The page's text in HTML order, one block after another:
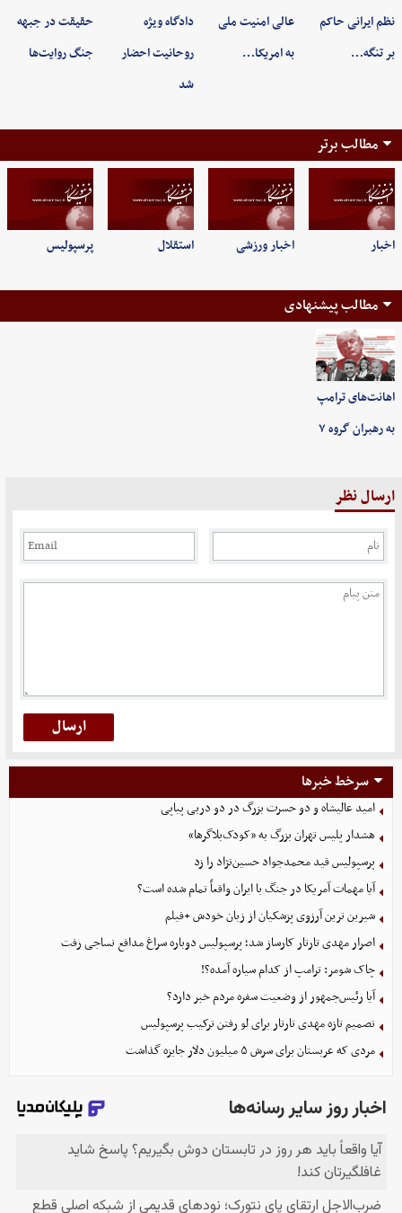
نظم ایرانی حاکم
بر تنگه…
عالی امنیت ملی
به امریکا…
دادگاه ویژه
روحانیت احضار
شد
حقیقت در جبهه
جنگ روایت‌ها
مطالب برتر
اخبار اخبار ورزشی استقلال پرسپولیس
مطالب پیشنهادی
اهانت‌های ترامپ
به رهبران گروه ۷
ارسال نظر
سرخط خبرها
امید عالیشاه و دو حسرت بزرگ در دو دربی پیاپی
هشدار پلیس تهران بزرگ به «کودک‌بلاگرها»
پرسپولیس قید محمدجواد حسین‌نژاد را زد
آیا مهمات آمریکا در جنگ با ایران واقعاً تمام شده است؟
شیرین ترین آرزوی پزشکیان از زبان خودش +فیلم
اصرار مهدی تارتار کارساز شد؛ پرسپولیس دوباره سراغ مدافع نساجی رفت
چاک شومر: ترامپ از کدام سیاره آمده؟!
آیا رئیس‌جمهور از وضعیت سفره مردم خبر دارد؟
تصمیم تازه مهدی تارتار برای لو رفتن ترکیب پرسپولیس
مردی که عربستان برای سرش ۵ میلیون دلار جایزه گذاشت